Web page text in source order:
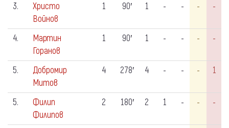
3.
Христо
Войнов
1 90′ 1 - - - -
4.
Мартин
Горанов
1 90′ 1 - - - -
5.
Добромир
Митов
4 278′ 4 - - - 1
5.
Филип
Филипов
2 180′ 2 1 - - -